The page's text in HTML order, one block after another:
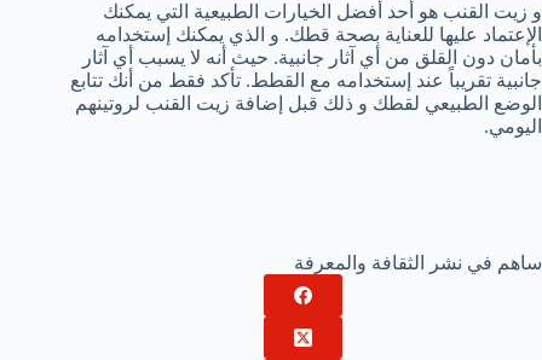
و زيت القنب هو أحد أفضل الخيارات الطبيعية التي يمكنك
الإعتماد عليها للعناية بصحة قطك. و الذي يمكنك إستخدامه
بأمان دون القلق من أي آثار جانبية. حيث أنه لا يسبب أي آثار
جانبية تقريباً عند إستخدامه مع القطط. تأكد فقط من أنك تتابع
الوضع الطبيعي لقطك و ذلك قبل إضافة زيت القنب لروتينهم
اليومي.
ساهم في نشر الثقافة والمعرفة